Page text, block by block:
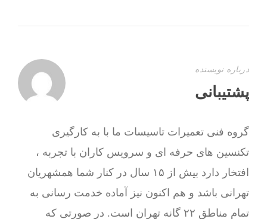
درباره نویسنده
پشتیبانی
گروه فنی تعمیرات تاسیسات ما با به‌ کارگیری
تکنسین های حرفه ای و سرویس کاران با تجربه ،
افتخار دارد بیش از ۱۵ سال در کنار شما همشهریان
تهرانی باشد و هم اکنون نیز آماده خدمت رسانی به
تمام مناطق ۲۲ گانه تهران است. در صورتی که